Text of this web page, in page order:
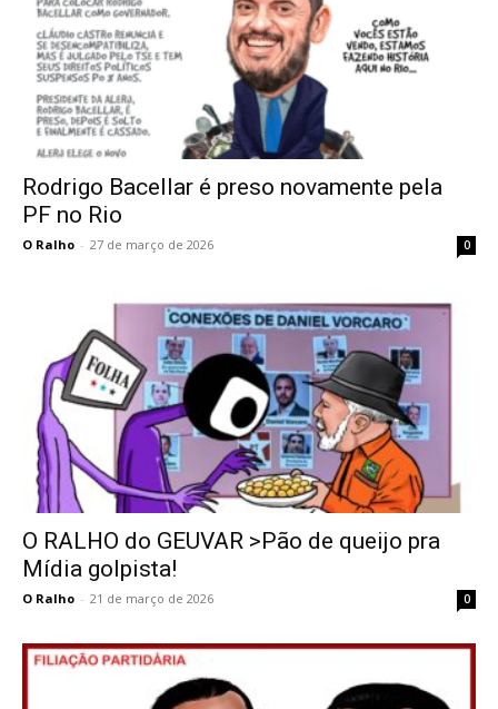
Rodrigo Bacellar é preso novamente pela
PF no Rio
O Ralho - 27 de março de 2026 0
O RALHO do GEUVAR >Pão de queijo pra
Mídia golpista!
O Ralho - 21 de março de 2026 0